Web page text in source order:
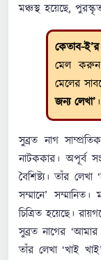
মঞ্চস্থ হয়েছে,
কেতাব-
মেল
মেলের
জন্য লেখা’।
সুব্রত নাগ
নাটককার। অপূর্ব
বৈশিষ্ট্য। তাঁর লেখা
সম্মানে’
চিত্রিত হয়েছে।
সুব্রত নাগের
তাঁর লেখা ‘খাই